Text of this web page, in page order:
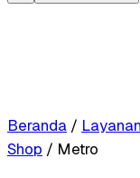
Beranda / Layanan
Shop / Metro